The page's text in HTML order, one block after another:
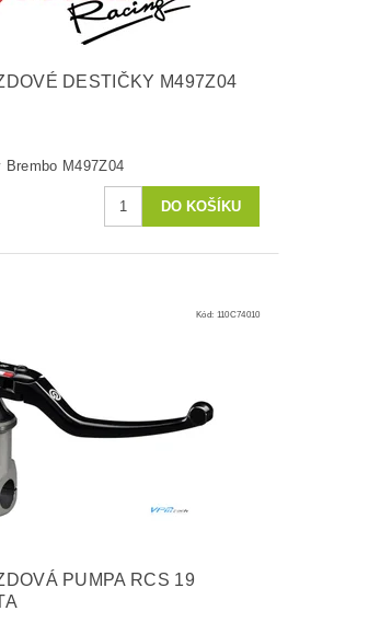
DESTIČKY M497Z04
M497Z04
Kód: 110C74010
PUMPA RCS 19